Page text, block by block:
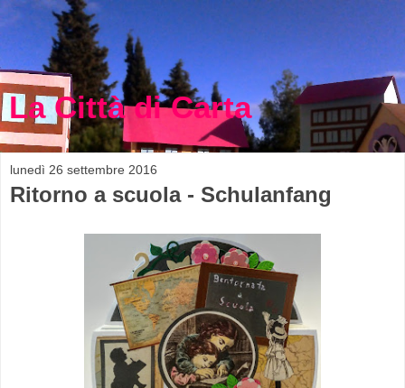
La Città di Carta
lunedì 26 settembre 2016
Ritorno a scuola - Schulanfang